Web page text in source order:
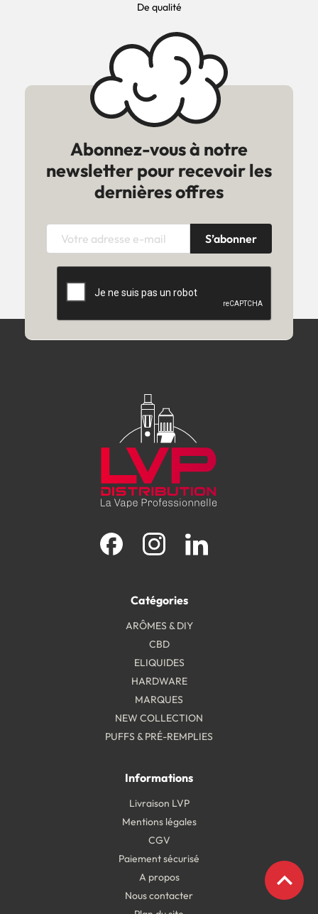
De qualité
Abonnez-vous à notre
newsletter pour recevoir les
dernières offres
expand_less
Catégories
ARÔMES & DIY
CBD
ELIQUIDES
HARDWARE
MARQUES
NEW COLLECTION
PUFFS & PRÉ-REMPLIES
Informations
Livraison LVP
Mentions légales
CGV
Paiement sécurisé
A propos
Nous contacter
Facebook Instagram